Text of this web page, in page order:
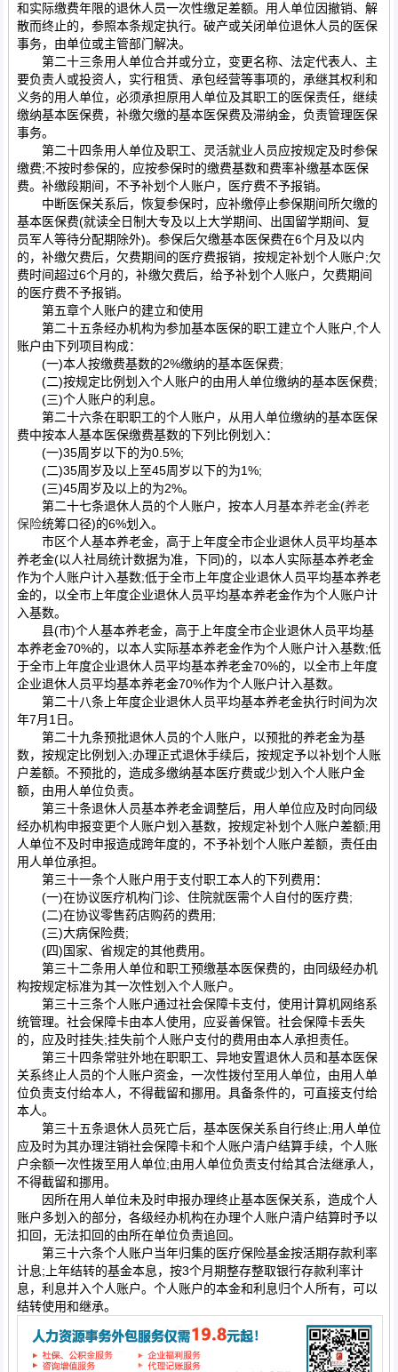
和实际缴费年限的退休人员一次性缴足差额。用人单位因撤销、解
散而终止的，参照本条规定执行。破产或关闭单位退休人员的医保
事务，由单位或主管部门解决。
第二十三条用人单位合并或分立，变更名称、法定代表人、主
要负责人或投资人，实行租赁、承包经营等事项的，承继其权利和
义务的用人单位，必须承担原用人单位及其职工的医保责任，继续
缴纳基本医保费，补缴欠缴的基本医保费及滞纳金，负责管理医保
事务。
第二十四条用人单位及职工、灵活就业人员应按规定及时参保
缴费;不按时参保的，应按参保时的缴费基数和费率补缴基本医保
费。补缴段期间，不予补划个人账户，医疗费不予报销。
中断医保关系后，恢复参保时，应补缴停止参保期间所欠缴的
基本医保费(就读全日制大专及以上大学期间、出国留学期间、复
员军人等待分配期除外)。参保后欠缴基本医保费在6个月及以内
的，补缴欠费后，欠费期间的医疗费报销，按规定补划个人账户;欠
费时间超过6个月的，补缴欠费后，给予补划个人账户，欠费期间
的医疗费不予报销。
第五章个人账户的建立和使用
第二十五条经办机构为参加基本医保的职工建立个人账户,个人
账户由下列项目构成：
(一)本人按缴费基数的2%缴纳的基本医保费;
(二)按规定比例划入个人账户的由用人单位缴纳的基本医保费;
(三)个人账户的利息。
第二十六条在职职工的个人账户，从用人单位缴纳的基本医保
费中按本人基本医保缴费基数的下列比例划入：
(一)35周岁以下的为0.5%;
(二)35周岁及以上至45周岁以下的为1%;
(三)45周岁及以上的为2%。
第二十七条退休人员的个人账户，按本人月基本养老金(养老
保险统筹口径)的6%划入。
市区个人基本养老金，高于上年度全市企业退休人员平均基本
养老金(以人社局统计数据为准，下同)的，以本人实际基本养老金
作为个人账户计入基数;低于全市上年度企业退休人员平均基本养老
金的，以全市上年度企业退休人员平均基本养老金作为个人账户计
入基数。
县(市)个人基本养老金，高于上年度全市企业退休人员平均基
本养老金70%的，以本人实际基本养老金作为个人账户计入基数;低
于全市上年度企业退休人员平均基本养老金70%的，以全市上年度
企业退休人员平均基本养老金70%作为个人账户计入基数。
第二十八条上年度企业退休人员平均基本养老金执行时间为次
年7月1日。
第二十九条预批退休人员的个人账户，以预批的养老金为基
数，按规定比例划入;办理正式退休手续后，按规定予以补划个人账
户差额。不预批的，造成多缴纳基本医疗费或少划入个人账户金
额，由用人单位负责。
第三十条退休人员基本养老金调整后，用人单位应及时向同级
经办机构申报变更个人账户划入基数，按规定补划个人账户差额;用
人单位不及时申报造成跨年度的，不予补划个人账户差额，责任由
用人单位承担。
第三十一条个人账户用于支付职工本人的下列费用：
(一)在协议医疗机构门诊、住院就医需个人自付的医疗费;
(二)在协议零售药店购药的费用;
(三)大病保险费;
(四)国家、省规定的其他费用。
第三十二条用人单位和职工预缴基本医保费的，由同级经办机
构按规定标准为其一次性划入个人账户。
第三十三条个人账户通过社会保障卡支付，使用计算机网络系
统管理。社会保障卡由本人使用，应妥善保管。社会保障卡丢失
的，应及时挂失;挂失前个人账户支付的费用由本人承担责任。
第三十四条常驻外地在职职工、异地安置退休人员和基本医保
关系终止人员的个人账户资金，一次性拨付至用人单位，由用人单
位负责支付给本人，不得截留和挪用。具备条件的，可直接支付给
本人。
第三十五条退休人员死亡后，基本医保关系自行终止;用人单位
应及时为其办理注销社会保障卡和个人账户清户结算手续，个人账
户余额一次性拨至用人单位;由用人单位负责支付给其合法继承人，
不得截留和挪用。
因所在用人单位未及时申报办理终止基本医保关系，造成个人
账户多划入的部分，各级经办机构在办理个人账户清户结算时予以
扣回，无法扣回的由所在单位负责追回。
第三十六条个人账户当年归集的医疗保险基金按活期存款利率
计息;上年结转的基金本息，按3个月期整存整取银行存款利率计
息，利息并入个人账户。个人账户的本金和利息归个人所有，可以
结转使用和继承。